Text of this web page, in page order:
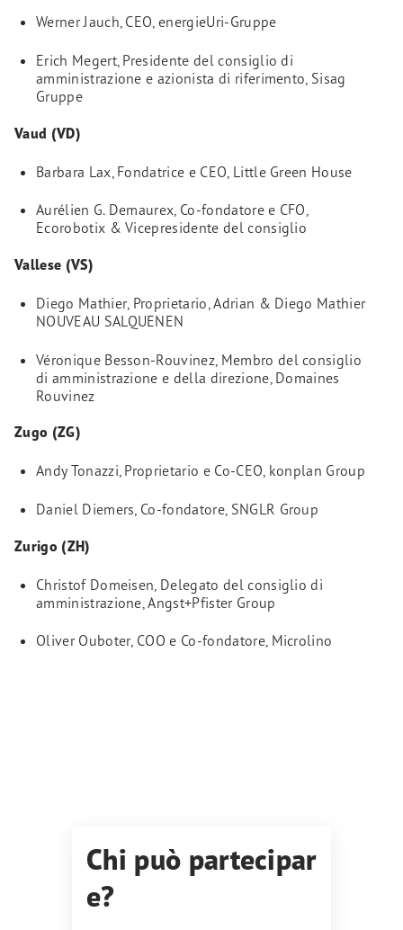
Werner Jauch, CEO, energieUri-Gruppe
Erich Megert, Presidente del consiglio di
amministrazione e azionista di riferimento, Sisag
Gruppe
Vaud (VD)
Barbara Lax, Fondatrice e CEO, Little Green House
Aurélien G. Demaurex, Co-fondatore e CFO,
Ecorobotix & Vicepresidente del consiglio
Vallese (VS)
Diego Mathier, Proprietario, Adrian & Diego Mathier
NOUVEAU SALQUENEN
Véronique Besson-Rouvinez, Membro del consiglio
di amministrazione e della direzione, Domaines
Rouvinez
Zugo (ZG)
Andy Tonazzi, Proprietario e Co-CEO, konplan Group
Daniel Diemers, Co-fondatore, SNGLR Group
Zurigo (ZH)
Christof Domeisen, Delegato del consiglio di
amministrazione, Angst+Pfister Group
Oliver Ouboter, COO e Co-fondatore, Microlino
Chi può partecipar
e?